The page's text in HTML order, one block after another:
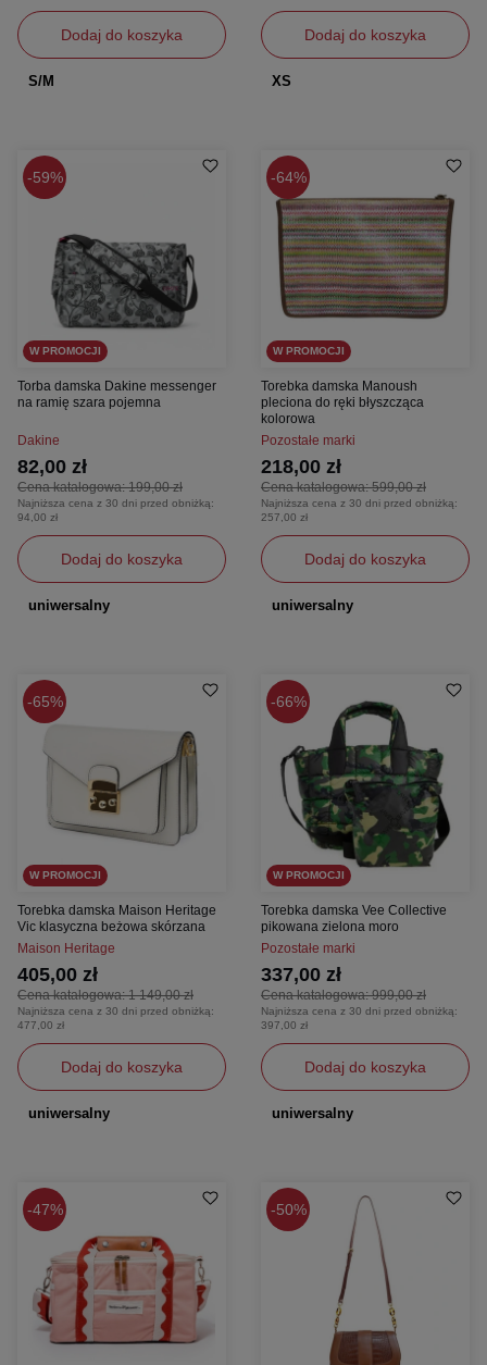
Dodaj do koszyka
S/M
Dodaj do koszyka
XS
59%
W PROMOCJI
Torba damska Dakine messenger
na ramię szara pojemna
Dakine
Cena katalogowa:199,00 zł
82,00 zł
Najniższa cena z 30 dni przed obniżką:
94,00 zł
Dodaj do koszyka
uniwersalny
64%
W PROMOCJI
Torebka damska Manoush
pleciona do ręki błyszcząca
kolorowa
Pozostałe marki
Cena katalogowa:599,00 zł
218,00 zł
Najniższa cena z 30 dni przed obniżką:
257,00 zł
Dodaj do koszyka
uniwersalny
65%
W PROMOCJI
Torebka damska Maison Heritage
Vic klasyczna beżowa skórzana
Maison Heritage
Cena katalogowa:1 149,00 zł
405,00 zł
Najniższa cena z 30 dni przed obniżką:
477,00 zł
Dodaj do koszyka
uniwersalny
66%
W PROMOCJI
Torebka damska Vee Collective
pikowana zielona moro
Pozostałe marki
Cena katalogowa:999,00 zł
337,00 zł
Najniższa cena z 30 dni przed obniżką:
397,00 zł
Dodaj do koszyka
uniwersalny
47% 50%